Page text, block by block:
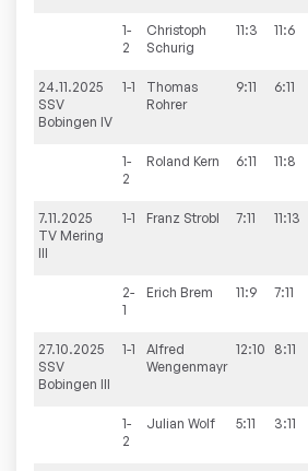
1-
2
Christoph
Schurig
11:3 11:6
24.11.2025
SSV
Bobingen IV
1-1
Thomas
Rohrer
9:11 6:11
1-
2
Roland Kern 6:11 11:8
7.11.2025
TV Mering
III
1-1 Franz Strobl 7:11 11:13
2-
1
Erich Brem 11:9 7:11
27.10.2025
SSV
Bobingen III
1-1
Alfred
Wengenmayr
12:10 8:11
1-
2
Julian Wolf 5:11 3:11